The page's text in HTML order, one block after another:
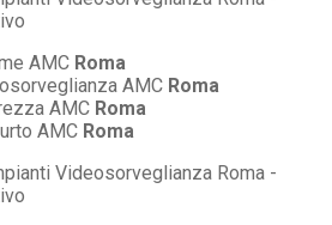
AMC Roma
AMC Roma
AMC Roma
AMC Roma